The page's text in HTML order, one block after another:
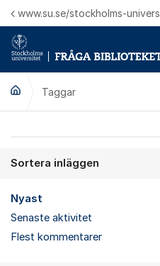
Hoppa till innehåll
www.su.se/stockholms-
Taggar
Sortera inläggen
Nyast
Senaste aktivitet
Flest kommentarer